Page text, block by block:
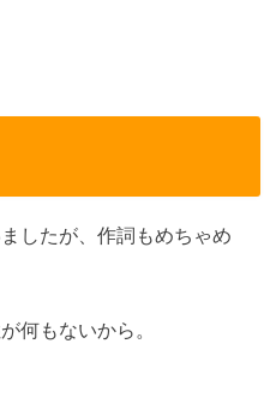
したが、作詞もめちゃめ
何もないから。